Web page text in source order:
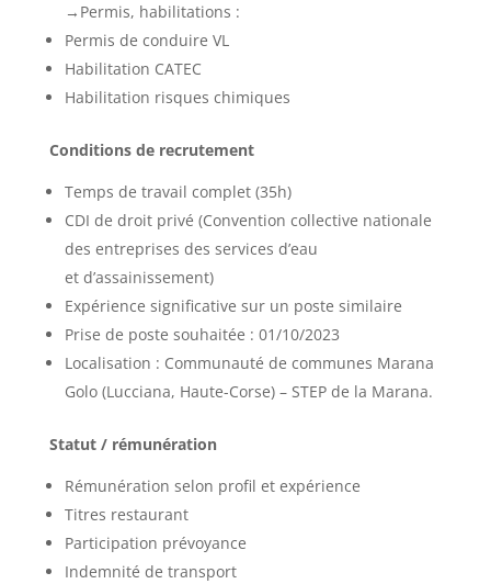
→Permis, habilitations :
Permis de conduire VL
Habilitation CATEC
Habilitation risques chimiques
Conditions de recrutement
Temps de travail complet (35h)
CDI de droit privé (Convention collective nationale
des entreprises des services d’eau
et d’assainissement)
Expérience significative sur un poste similaire
Prise de poste souhaitée : 01/10/2023
Localisation : Communauté de communes Marana
Golo (Lucciana, Haute-Corse) – STEP de la Marana.
Statut / rémunération
Rémunération selon profil et expérience
Titres restaurant
Participation prévoyance
Indemnité de transport